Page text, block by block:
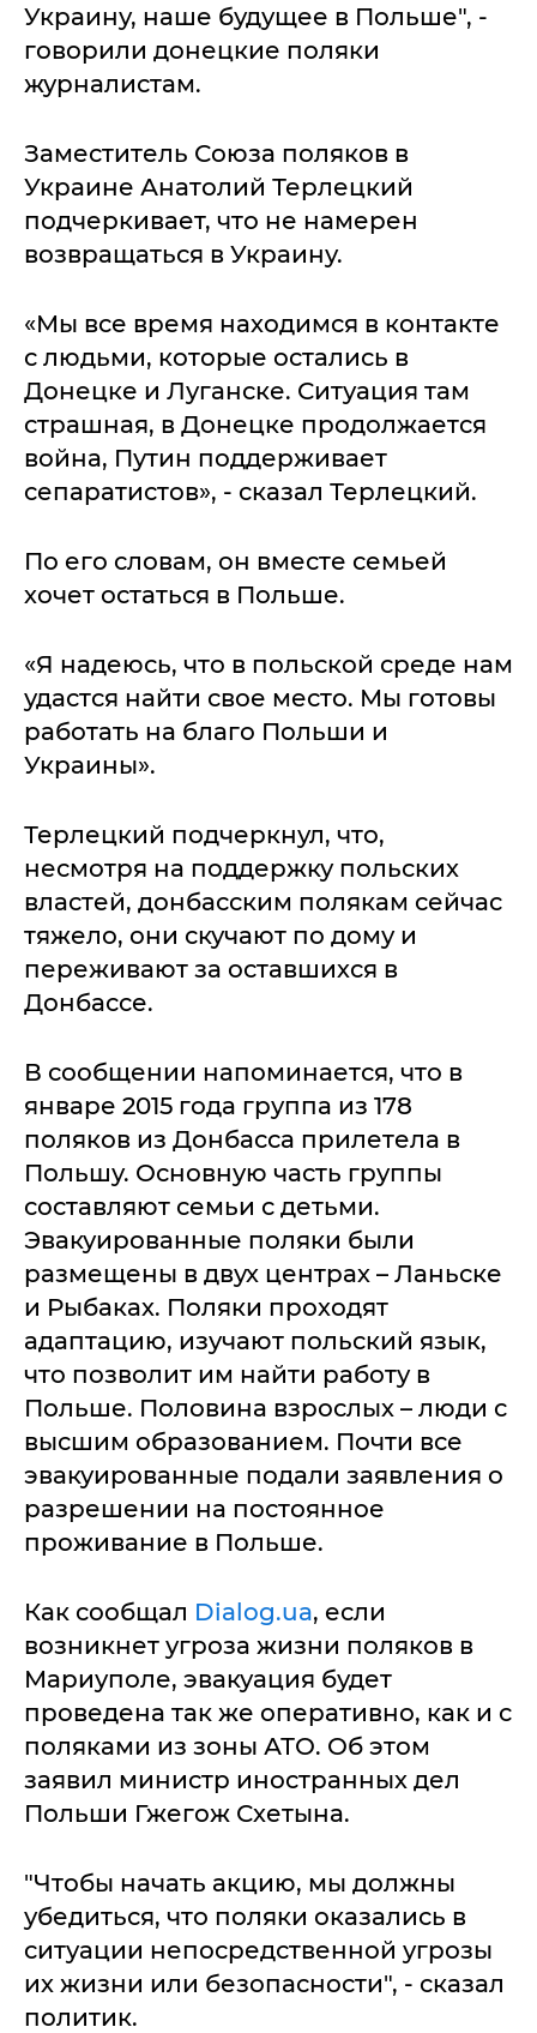
Украину, наше будущее в Польше", -
говорили донецкие поляки
журналистам.
Заместитель Союза поляков в
Украине Анатолий Терлецкий
подчеркивает, что не намерен
возвращаться в Украину.
«Мы все время находимся в контакте
с людьми, которые остались в
Донецке и Луганске. Ситуация там
страшная, в Донецке продолжается
война, Путин поддерживает
сепаратистов», - сказал Терлецкий.
По его словам, он вместе семьей
хочет остаться в Польше.
«Я надеюсь, что в польской среде нам
удастся найти свое место. Мы готовы
работать на благо Польши и
Украины».
Терлецкий подчеркнул, что,
несмотря на поддержку польских
властей, донбасским полякам сейчас
тяжело, они скучают по дому и
переживают за оставшихся в
Донбассе.
В сообщении напоминается, что в
январе 2015 года группа из 178
поляков из Донбасса прилетела в
Польшу. Основную часть группы
составляют семьи с детьми.
Эвакуированные поляки были
размещены в двух центрах – Ланьске
и Рыбаках. Поляки проходят
адаптацию, изучают польский язык,
что позволит им найти работу в
Польше. Половина взрослых – люди с
высшим образованием. Почти все
эвакуированные подали заявления о
разрешении на постоянное
проживание в Польше.
Как сообщал Dialog.ua, если
возникнет угроза жизни поляков в
Мариуполе, эвакуация будет
проведена так же оперативно, как и с
поляками из зоны АТО. Об этом
заявил министр иностранных дел
Польши Гжегож Схетына.
"Чтобы начать акцию, мы должны
убедиться, что поляки оказались в
ситуации непосредственной угрозы
их жизни или безопасности", - сказал
политик.